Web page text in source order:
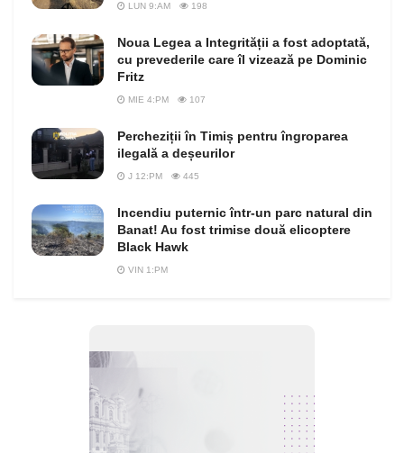
LUN 9:AM 198
Noua Legea a Integrității a fost adoptată,
cu prevederile care îl vizează pe Dominic
Fritz
MIE 4:PM 107
Percheziții în Timiș pentru îngroparea
ilegală a deșeurilor
J 12:PM 445
Incendiu puternic într-un parc natural din
Banat! Au fost trimise două elicoptere
Black Hawk
VIN 1:PM